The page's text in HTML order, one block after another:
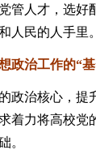
管人才，选好
人民的人手里。
治工作的“基
治核心，提
着力将高校党
。